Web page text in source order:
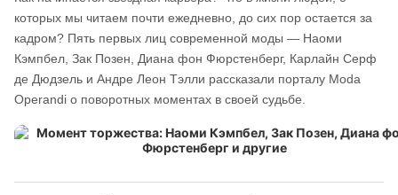
которых мы читаем почти ежедневно, до сих пор остается за
кадром? Пять первых лиц современной моды — Наоми
Кэмпбел, Зак Позен, Диана фон Фюрстенберг, Карлайн Серф
де Дюдзель и Андре Леон Тэлли рассказали порталу Moda
Operandi о поворотных моментах в своей судьбе.